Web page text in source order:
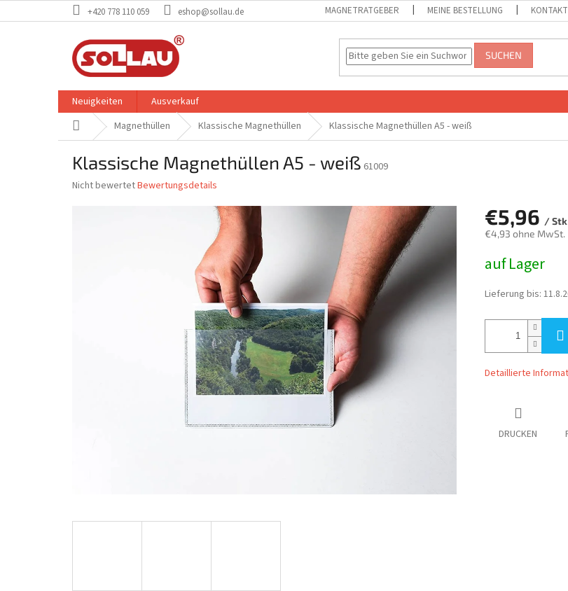
Inhalt
+420 778 110 059 eshop@sollau.de MAGNETRATGEBER MEINE BESTELLUNG
SUCHEN
Neuigkeiten
Ausverkauf
StartseiteMagnethüllen Klassische Magnethüllen Klassische Magnethüllen A5 - weiß
Klassische Magnethüllen A5 - weiß 61009
Die
Nicht bewertetBewertungsdetails
€5,96 / Stk
€4,93 ohne MwSt.
auf Lager
Lieferung bis:
Detaillierte
DRUCKEN